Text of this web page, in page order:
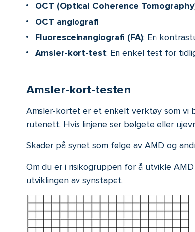
OCT (Optical Coherence
OCT angiografi
Fluoresceinangiografi (FA): En
Amsler-kort-test: En enkel test for
Amsler-kort-testen
Amsler-kortet er et enkelt verktøy som vi
rutenett. Hvis linjene ser bølgete eller
Skader på synet som følge av AMD og
Om du er i risikogruppen for å utvikle
utviklingen av synstapet.